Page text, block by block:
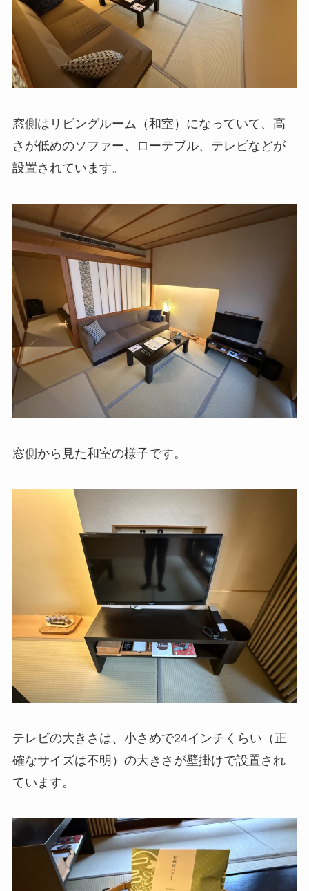
窓側はリビングルーム（和室）になっていて、高
さが低めのソファー、ローテブル、テレビなどが
設置されています。
窓側から見た和室の様子です。
テレビの大きさは、小さめで24インチくらい（正
確なサイズは不明）の大きさが壁掛けで設置され
ています。